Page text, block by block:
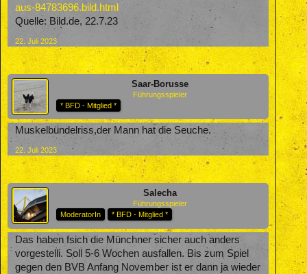
aus-84783696.bild.html
Quelle: Bild.de, 22.7.23
22. Juli 2023
Saar-Borusse
Führungsspieler
* BFD - Mitglied *
Muskelbündelriss,der Mann hat die Seuche.
22. Juli 2023
Salecha
Führungsspieler
ModeratorIn
* BFD - Mitglied *
Das haben fsich die Münchner sicher auch anders
vorgestelli. Soll 5-6 Wochen ausfallen. Bis zum Spiel
gegen den BVB Anfang November ist er dann ja wieder